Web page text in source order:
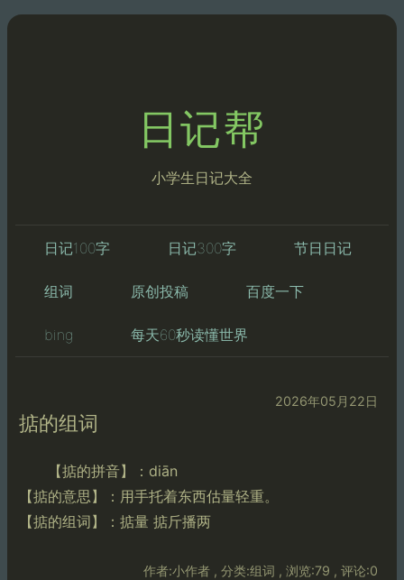
日记帮
小学生日记大全
日记100字 日记300字 节日日记
组词 原创投稿 百度一下
bing 每天60秒读懂世界
2026年05月22日
掂的组词
【掂的拼音】：diān
【掂的意思】：用手托着东西估量轻重。
【掂的组词】：掂量 掂斤播两
作者:小作者 , 分类:组词 , 浏览:79 , 评论:0